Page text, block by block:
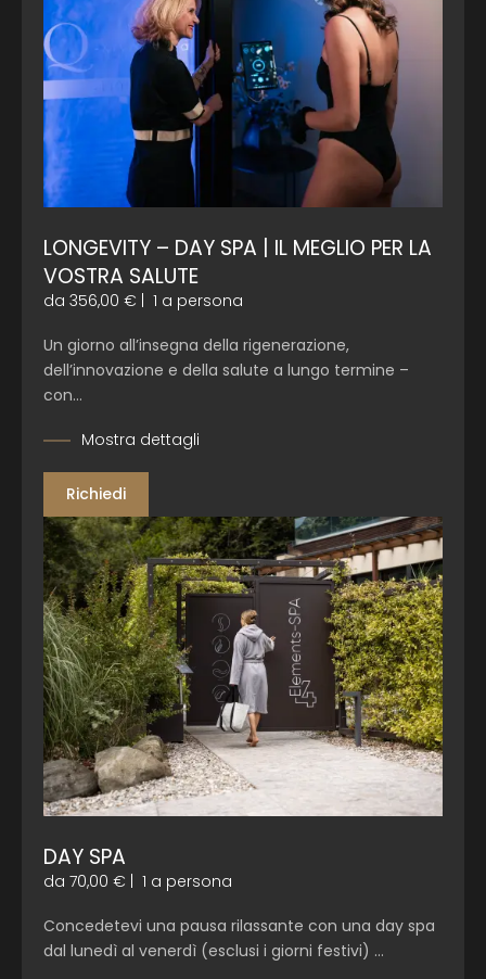
LONGEVITY – DAY SPA | IL MEGLIO PER LA
VOSTRA SALUTE
da 356,00 € 1 a persona
Un giorno all’insegna della rigenerazione,
dell’innovazione e della salute a lungo termine –
con…
Mostra dettagli
Richiedi
DAY SPA
da 70,00 € 1 a persona
Concedetevi una pausa rilassante con una day spa
dal lunedì al venerdì (esclusi i giorni festivi) …